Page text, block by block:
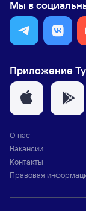
Мы в
Приложение
О нас
Вакансии
Контакты
Правовая